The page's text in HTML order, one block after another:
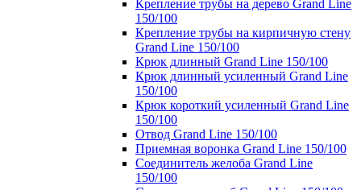
Крепление трубы на дерево Grand Line
150/100
Крепление трубы на кирпичную стену
Grand Line 150/100
Крюк длинный Grand Line 150/100
Крюк длинный усиленный Grand Line
150/100
Крюк короткий усиленный Grand Line
150/100
Отвод Grand Line 150/100
Приемная воронка Grand Line 150/100
Соединитель желоба Grand Line
150/100